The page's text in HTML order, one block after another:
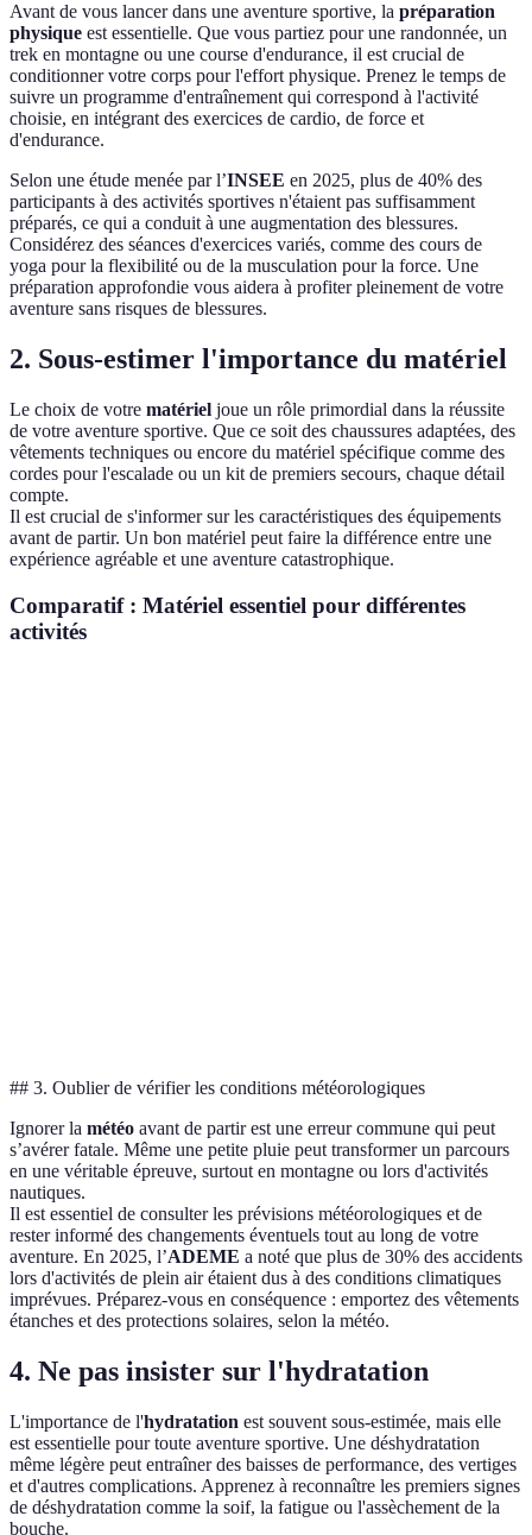
Avant de vous lancer dans une aventure sportive, la préparation
physique est essentielle. Que vous partiez pour une randonnée, un
trek en montagne ou une course d'endurance, il est crucial de
conditionner votre corps pour l'effort physique. Prenez le temps de
suivre un programme d'entraînement qui correspond à l'activité
choisie, en intégrant des exercices de cardio, de force et
d'endurance.
Selon une étude menée par l’INSEE en 2025, plus de 40% des
participants à des activités sportives n'étaient pas suffisamment
préparés, ce qui a conduit à une augmentation des blessures.
Considérez des séances d'exercices variés, comme des cours de
yoga pour la flexibilité ou de la musculation pour la force. Une
préparation approfondie vous aidera à profiter pleinement de votre
aventure sans risques de blessures.
2. Sous-estimer l'importance du matériel
Le choix de votre matériel joue un rôle primordial dans la réussite
de votre aventure sportive. Que ce soit des chaussures adaptées, des
vêtements techniques ou encore du matériel spécifique comme des
cordes pour l'escalade ou un kit de premiers secours, chaque détail
compte.
Il est crucial de s'informer sur les caractéristiques des équipements
avant de partir. Un bon matériel peut faire la différence entre une
expérience agréable et une aventure catastrophique.
Comparatif : Matériel essentiel pour différentes
activités
## 3. Oublier de vérifier les conditions météorologiques
Ignorer la météo avant de partir est une erreur commune qui peut
s’avérer fatale. Même une petite pluie peut transformer un parcours
en une véritable épreuve, surtout en montagne ou lors d'activités
nautiques.
Il est essentiel de consulter les prévisions météorologiques et de
rester informé des changements éventuels tout au long de votre
aventure. En 2025, l’ADEME a noté que plus de 30% des accidents
lors d'activités de plein air étaient dus à des conditions climatiques
imprévues. Préparez-vous en conséquence : emportez des vêtements
étanches et des protections solaires, selon la météo.
4. Ne pas insister sur l'hydratation
L'importance de l'hydratation est souvent sous-estimée, mais elle
est essentielle pour toute aventure sportive. Une déshydratation
même légère peut entraîner des baisses de performance, des vertiges
et d'autres complications. Apprenez à reconnaître les premiers signes
de déshydratation comme la soif, la fatigue ou l'assèchement de la
bouche.